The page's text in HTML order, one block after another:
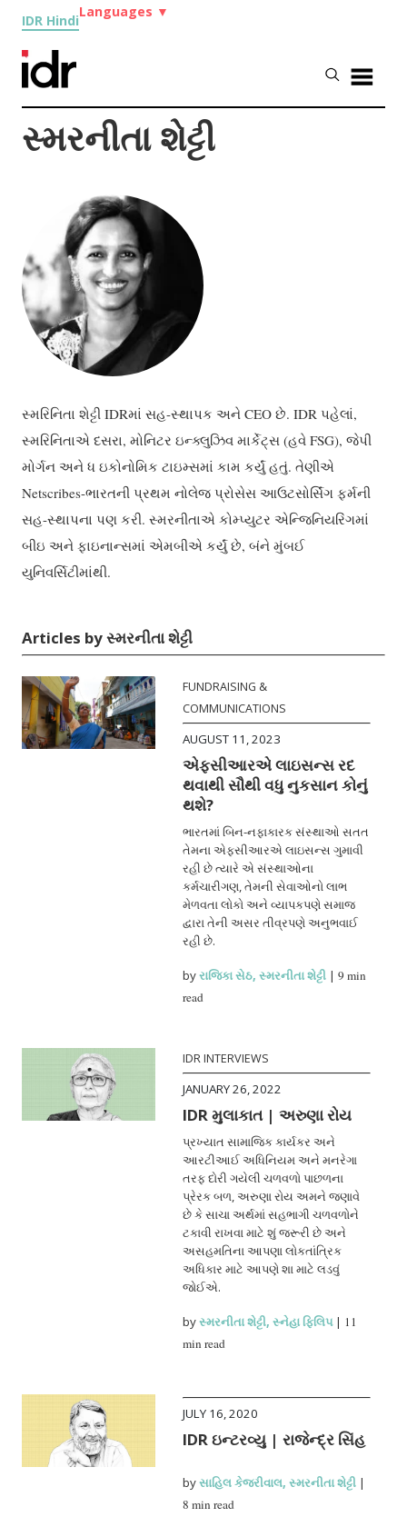
IDR Hindi
Languages ▼
સ્મરનીતા શેટ્ટી
સ્મરિનિતા શેટ્ટી IDRમાં સહ-સ્થાપક અને CEO છે. IDR પહેલાં,
સ્મરિનિતાએ દસરા, મોનિટર ઇન્ક્લુઝિવ માર્કેટ્સ (હવે FSG), જેપી
મોર્ગન અને ધ ઇકોનોમિક ટાઇમ્સમાં કામ કર્યું હતું. તેણીએ
Netscribes-ભારતની પ્રથમ નોલેજ પ્રોસેસ આઉટસોર્સિંગ ફર્મની
સહ-સ્થાપના પણ કરી. સ્મરનીતાએ કોમ્પ્યુટર એન્જિનિયરિંગમાં
બીઇ અને ફાઇનાન્સમાં એમબીએ કર્યું છે, બંને મુંબઈ
યુનિવર્સિટીમાંથી.
Articles by સ્મરનીતા શેટ્ટી
FUNDRAISING &
COMMUNICATIONS
AUGUST 11, 2023
એફસીઆરએ લાઇસન્સ રદ
થવાથી સૌથી વધુ નુકસાન કોનું
થશે?
ભારતમાં બિન-નફાકારક સંસ્થાઓ સતત
તેમના એફસીઆરએ લાઇસન્સ ગુમાવી
રહી છે ત્યારે એ સંસ્થાઓના
કર્મચારીગણ, તેમની સેવાઓનો લાભ
મેળવતા લોકો અને વ્યાપકપણે સમાજ
દ્વારા તેની અસર તીવ્રપણે અનુભવાઈ
રહી છે.
byરાજિકા સેઠ,સ્મરનીતા શેટ્ટી |9 min
read
IDR INTERVIEWS
JANUARY 26, 2022
IDR મુલાકાત | અરુણા રોય
પ્રખ્યાત સામાજિક કાર્યકર અને
આરટીઆઈ અધિનિયમ અને મનરેગા
તરફ દોરી ગયેલી ચળવળો પાછળના
પ્રેરક બળ, અરુણા રોય અમને જણાવે
છે કે સાચા અર્થમાં સહભાગી ચળવળોને
ટકાવી રાખવા માટે શું જરૂરી છે અને
અસહમતિના આપણા લોકતાંત્રિક
અધિકાર માટે આપણે શા માટે લડવું
જોઈએ.
byસ્મરનીતા શેટ્ટી,સ્નેહા ફિલિપ| 11
min read
JULY 16, 2020
IDR ઇન્ટરવ્યુ | રાજેન્દ્ર સિંહ
byસાહિલ કેજરીવાલ,સ્મરનીતા શેટ્ટી |
8 min read